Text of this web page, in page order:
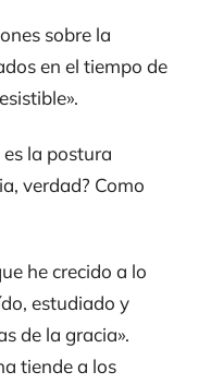
sobre la
en el tiempo de
es la postura
verdad? Como
he crecido a lo
estudiado y
de la gracia».
tiende a los